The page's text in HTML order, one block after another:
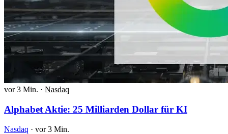
vor 3 Min. · Nasdaq
Alphabet Aktie: 25 Milliarden Dollar für KI
Nasdaq · vor 3 Min.